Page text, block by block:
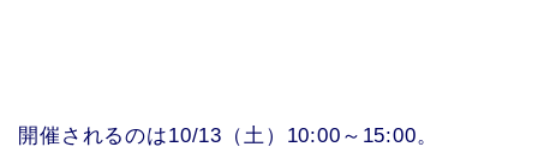
開催されるのは10/13（土）10:00～15:00。